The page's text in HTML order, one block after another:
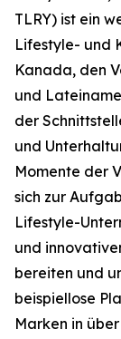
TLRY) ist ein
Lifestyle- und
Kanada, den
und
der
und
Momente der
sich zur
Lifestyle-
und
bereiten und
beispiellose
Marken in